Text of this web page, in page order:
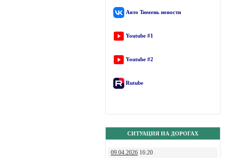
Авто Тюмень новости
Youtube #1
Youtube #2
Rutube
СИТУАЦИЯ НА ДОРОГАХ
09.04.2026 16:20